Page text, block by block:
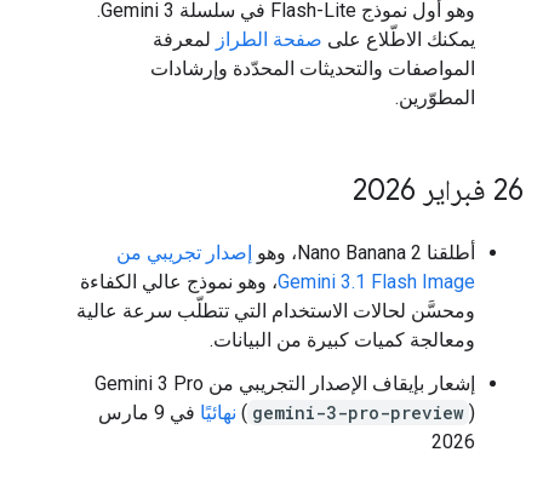
وهو أول نموذج Flash-Lite في سلسلة Gemini 3.
يمكنك الاطّلاع على صفحة الطراز لمعرفة
المواصفات والتحديثات المحدّدة وإرشادات
المطوّرين.
‫26 فبراير 2026
أطلقنا Nano Banana 2، وهو
إصدار تجريبي من
Gemini 3.1 Flash Image، وهو نموذج عالي الكفاءة
ومحسَّن لحالات الاستخدام التي تتطلّب سرعة عالية
ومعالجة كميات كبيرة من البيانات.
إشعار بإيقاف الإصدار التجريبي من Gemini 3 Pro
(
gemini-3-pro-preview
) نهائيًا
في 9 مارس
2026